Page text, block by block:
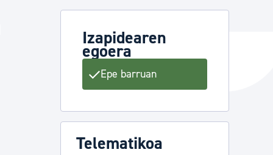
Izapidearen
egoera
Epe barruan
Telematikoa